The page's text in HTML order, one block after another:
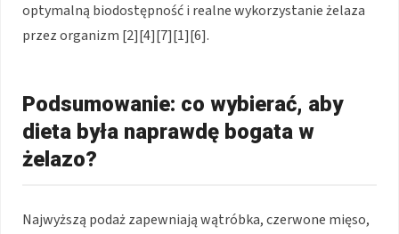
optymalną biodostępność i realne wykorzystanie żelaza
przez organizm [2][4][7][1][6].
Podsumowanie: co wybierać, aby
dieta była naprawdę bogata w
żelazo?
Najwyższą podaż zapewniają wątróbka, czerwone mięso,